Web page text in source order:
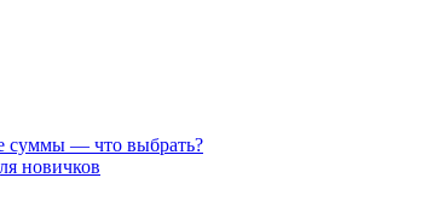
суммы — что выбрать?
новичков